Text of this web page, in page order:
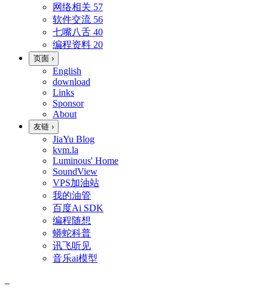
网络相关 57
软件交流 56
七嘴八舌 40
编程资料 20
页面 ›
English
download
Links
Sponsor
About
友链 ›
JiaYu Blog
kvm.la
Luminous' Home
SoundView
VPS加油站
我的油管
百度Ai SDK
编程随想
蟒蛇科普
讯飞听见
音乐ai模型